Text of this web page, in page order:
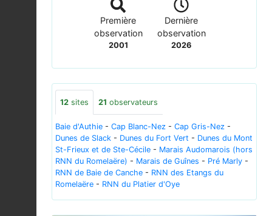
Première
observation
2001
Dernière
observation
2026
12 sites 21 observateurs
Baie d'Authie - Cap Blanc-Nez - Cap Gris-Nez -
Dunes de Slack - Dunes du Fort Vert - Dunes du Mont
St-Frieux et de Ste-Cécile - Marais Audomarois (hors
RNN du Romelaëre) - Marais de Guînes - Pré Marly -
RNN de Baie de Canche - RNN des Etangs du
Romelaëre - RNN du Platier d'Oye